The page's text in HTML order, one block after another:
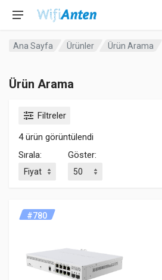
Ana Sayfa Ürünler Ürün Arama
Ürün Arama
Filtreler
4 ürün görüntülendi
Sırala:
Göster:
#780